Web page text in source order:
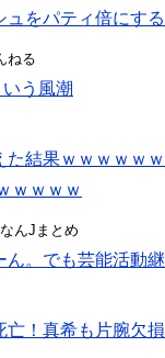
ュをパティ倍にす
ねる
う風潮
た結果ｗｗｗｗｗ
ｗｗｗｗ
んJまとめ
ん。でも芸能活動
亡！真希も片腕欠